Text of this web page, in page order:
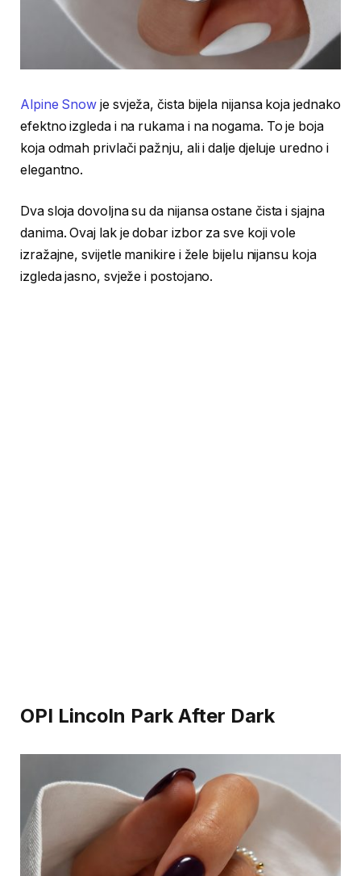
Alpine Snow je svježa, čista bijela nijansa koja jednako
efektno izgleda i na rukama i na nogama. To je boja
koja odmah privlači pažnju, ali i dalje djeluje uredno i
elegantno.
Dva sloja dovoljna su da nijansa ostane čista i sjajna
danima. Ovaj lak je dobar izbor za sve koji vole
izražajne, svijetle manikire i žele bijelu nijansu koja
izgleda jasno, svježe i postojano.
OPI Lincoln Park After Dark